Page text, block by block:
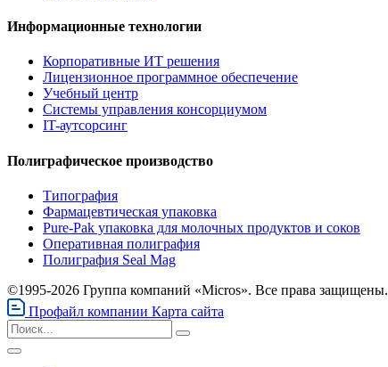
Информационные технологии
Корпоративные ИТ решения
Лицензионное программное обеспечение
Учебный центр
Системы управления консорциумом
IT-аутсорсинг
Полиграфическое производство
Типография
Фармацевтическая упаковка
Pure-Pak упаковка для молочных продуктов и соков
Оперативная полиграфия
Полиграфия Seal Mag
©1995-2026 Группа компаний «Micros». Все права защищены.
Профайл компании Карта сайта